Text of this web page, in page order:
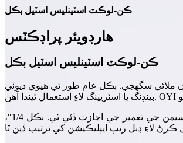
ڪن-لوڪٽ اسٽينلیس اسٽيل بڪل
هارڊويئر پراڊڪٽس
ڪن-لوڪٽ اسٽينلیس اسٽيل بڪل
اسٽينلیس سٹیل جي پٽي سان ملائي سگهجي. بڪل عام طور تي هيوي ڊيوٽي
اسٽينلیس اسٽيل بڪل جي بنيادي خصوصيت ان جي مضبوطي آهي. هي خصوصيت سنگل اسٽينلیس اسٽيل پريسنگ ڊيزائن جي ڪري آهي، جيڪا بغير جوڙن يا سيمن جي تعمير جي اجازت ڏئي ٿي. بڪل 1/4″،